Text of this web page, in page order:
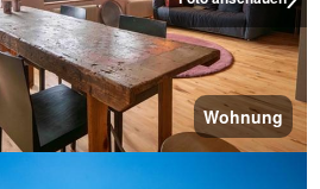
Wohnung